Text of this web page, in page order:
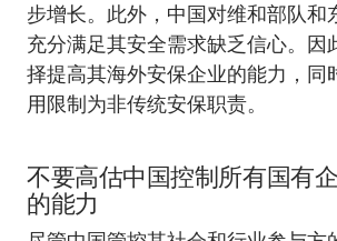
步增长。此外，中国对维和部队和
充分满足其安全需求缺乏信心。因
择提高其海外安保企业的能力，同
用限制为非传统安保职责。
不要高估中国控制所有国有
的能力